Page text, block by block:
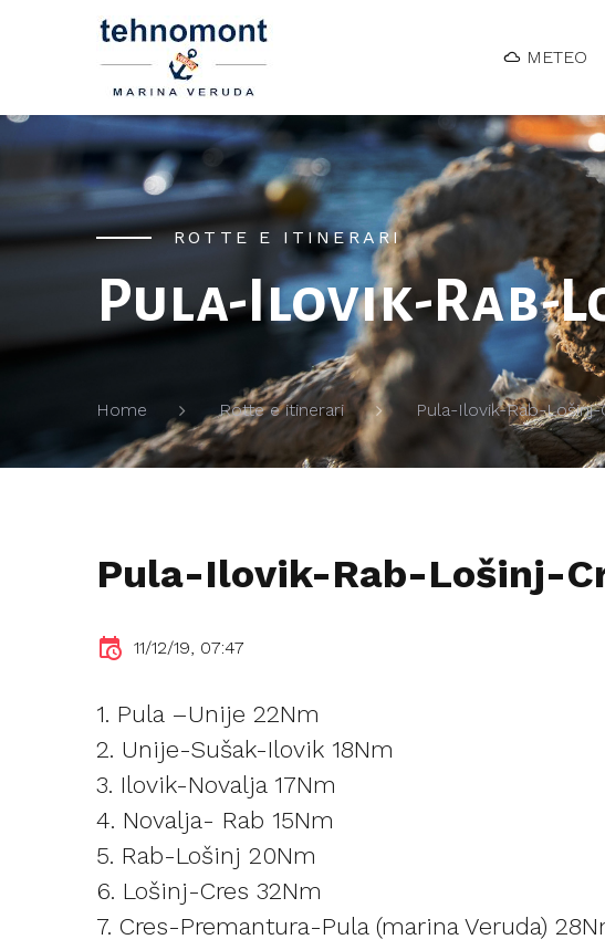
METEO
ROTTE E ITINERARI
Pula-Ilovik-Rab-
Home Rotte e itinerari Pula-Ilovik-Rab-Lošinj-
Pula-Ilovik-Rab-Lošinj-
11/12/19, 07:47
1. Pula –Unije 22Nm
2. Unije-Sušak-Ilovik 18Nm
3. Ilovik-Novalja 17Nm
4. Novalja- Rab 15Nm
5. Rab-Lošinj 20Nm
6. Lošinj-Cres 32Nm
7. Cres-Premantura-Pula (marina Veruda)